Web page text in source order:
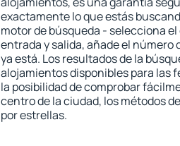
exactamente lo que estás
motor de búsqueda - selecciona
entrada y salida, añade el número
ya está. Los resultados de la
alojamientos disponibles para las
la posibilidad de comprobar
centro de la ciudad, los métodos
por estrellas.